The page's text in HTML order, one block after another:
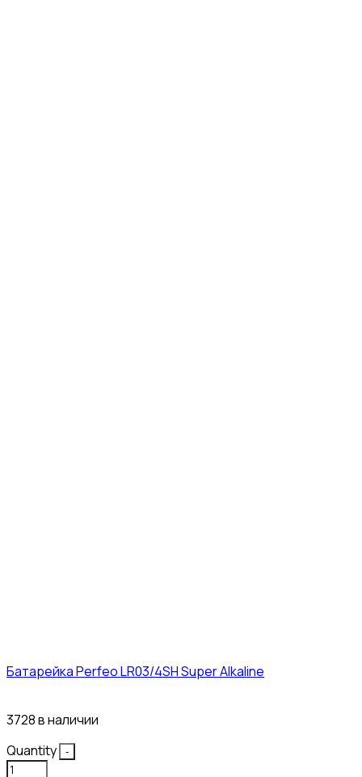
Батарейка Perfeo LR03/4SH Super Alkaline
3728 в наличии
Quantity
-